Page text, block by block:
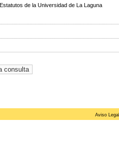
de la Universidad de La Laguna
Aviso Legal